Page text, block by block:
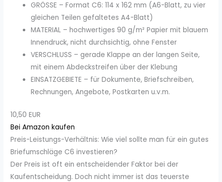
GRÖSSE – Format C6: 114 x 162 mm (A6-Blatt, zu vier
gleichen Teilen gefaltetes A4-Blatt)
MATERIAL – hochwertiges 90 g/m² Papier mit blauem
Innendruck, nicht durchsichtig, ohne Fenster
VERSCHLUSS – gerade Klappe an der langen Seite,
mit einem Abdeckstreifen über der Klebung
EINSATZGEBIETE – für Dokumente, Briefschreiben,
Rechnungen, Angebote, Postkarten u.v.m.
10,50 EUR
Bei Amazon kaufen
Preis-Leistungs-Verhältnis: Wie viel sollte man für ein gutes
Briefumschläge C6 investieren?
Der Preis ist oft ein entscheidender Faktor bei der
Kaufentscheidung. Doch nicht immer ist das teuerste